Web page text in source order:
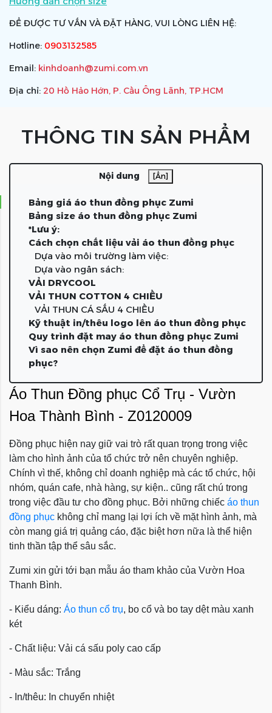
ĐỂ ĐƯỢC TƯ VẤN VÀ ĐẶT HÀNG, VUI LÒNG LIÊN HỆ:
Hotline: 0903132585
Email: kinhdoanh@zumi.com.vn
Địa chỉ: 20 Hồ Hảo Hớn, P. Cầu Ông Lãnh, TP.HCM
THÔNG TIN SẢN PHẨM
Nội dung [Ẩn]
Bảng giá áo thun đồng phục Zumi
Bảng size áo thun đồng phục Zumi
*Lưu ý:
Cách chọn chất liệu vải áo thun đồng phục
Dựa vào môi trường làm việc:
Dựa vào ngân sách:
VẢI DRYCOOL
VẢI THUN COTTON 4 CHIỀU
VẢI THUN CÁ SẤU 4 CHIỀU
Kỹ thuật in/thêu logo lên áo thun đồng phục
Quy trình đặt may áo thun đồng phục Zumi
Vì sao nên chọn Zumi để đặt áo thun đồng
phục?
Áo Thun Đồng phục Cổ Trụ - Vườn
Hoa Thành Bình - Z0120009
Đồng phục hiện nay giữ vai trò rất quan trọng trong việc
làm cho hình ảnh của tổ chức trở nên chuyên nghiệp.
Chính vì thế, không chỉ doanh nghiệp mà các tổ chức, hội
nhóm, quán cafe, nhà hàng, sự kiện.. cũng rất chú trong
trong việc đầu tư cho đồng phục. Bởi những chiếc áo thun
đồng phục không chỉ mang lại lợi ích về mặt hình ảnh, mà
còn mang giá trị quảng cáo, đặc biệt hơn nữa là thể hiện
tinh thần tập thể sâu sắc.
Zumi xin gửi tới bạn mẫu áo tham khảo của Vườn Hoa
Thanh Bình.
- Kiểu dáng: Áo thun cổ trụ, bo cổ và bo tay dệt màu xanh
két
- Chất liệu: Vải cá sấu poly cao cấp
- Màu sắc: Trắng
- In/thêu: In chuyển nhiệt